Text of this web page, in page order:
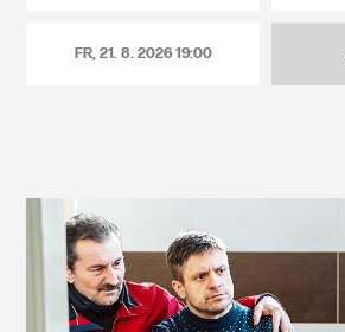
FR, 21. 8. 202619:00